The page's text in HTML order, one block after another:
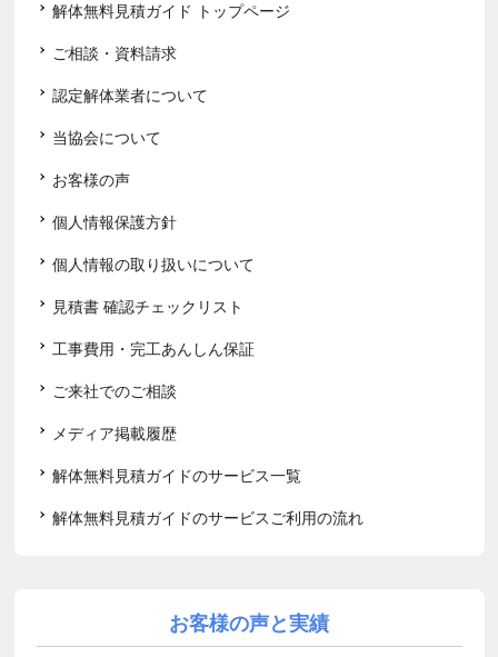
解体無料見積ガイド トップページ
ご相談・資料請求
認定解体業者について
当協会について
お客様の声
個人情報保護方針
個人情報の取り扱いについて
見積書 確認チェックリスト
工事費用・完工あんしん保証
ご来社でのご相談
メディア掲載履歴
解体無料見積ガイドのサービス一覧
解体無料見積ガイドのサービスご利用の流れ
お客様の声と実績